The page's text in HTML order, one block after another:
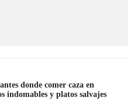
donde comer caza en
indomables y platos salvajes